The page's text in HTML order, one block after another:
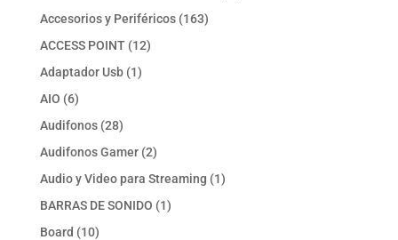
Accesorios y Periféricos 163163
ACCESS POINT 1212
Adaptador Usb 11
AIO 66
productos
Audifonos 2828
productos
Audifonos Gamer 22
productos
Audio y Video para Streaming 11
BARRAS DE SONIDO 11
Board 1010